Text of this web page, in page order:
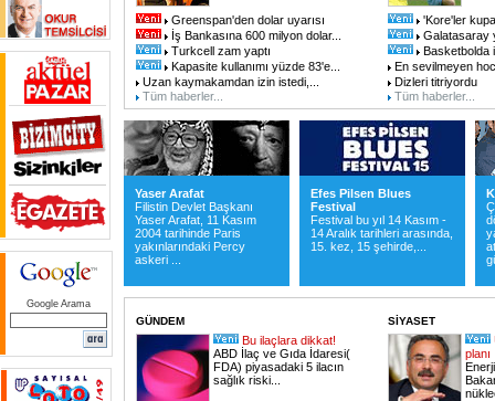
Google Arama
Greenspan'den dolar uyarısı
İş Bankasına 600 milyon dolar...
Turkcell zam yaptı
Kapasite kullanımı yüzde 83'e
Uzan kaymakamdan izin istedi,
Tüm haberler...
'Kore'ler
Galatasaray
Basketbolda
En sevilmeyen
Dizleri titriyordu
Tüm haberler...
Yaser Arafat
Filistin Devlet Başkanı
Yaser Arafat, 11 Kasım
2004 tarihinde Paris
yakınlarındaki Percy
askeri ...
Efes Pilsen Blues
Festival
Festival bu yıl 14 Kasım -
14 Aralık tarihleri arasında,
15. kez, 15 şehirde,...
GÜNDEM
Bu ilaçlara dikkat!
ABD İlaç ve Gıda İdaresi(
FDA) piyasadaki 5 ilacın
sağlık riski
SİYASET
planı